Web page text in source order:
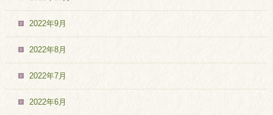
2022年9月
2022年8月
2022年7月
2022年6月